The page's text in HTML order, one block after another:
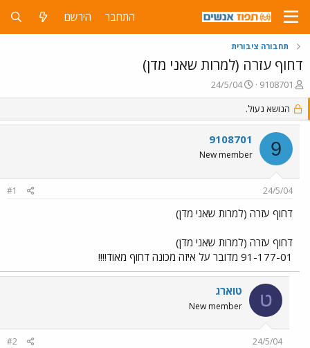
התחבר הירשם
תחבורה ציבורית
דחוף עזרה (למרות שאני מדן)
פ
ו
ת
ח
נ
9108701
פ
ו
ס
ם
ב
ת
ך
24/5/04
הנושא נעול.
9
9108701
New member
24/5/04
#1
דחוף עזרה (למרות שאני מדן)
דחוף עזרה (למרות שאני מדן)
91-177-01 מדובר על איזה מכונה דחוף מאוד!!!!
ט טוארג
New member
24/5/04
#2